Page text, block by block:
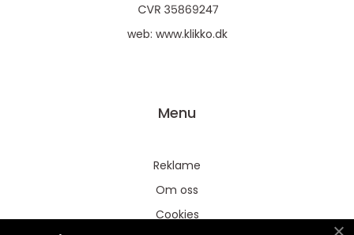
web: www.klikko.dk
Menu
Reklame
Om oss
Cookies